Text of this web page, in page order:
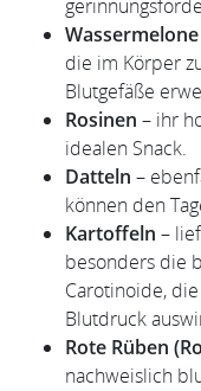
Wassermelone
die im Körper
Blutgefäße
Rosinen – ihr
idealen Snack.
Datteln –
können den
Kartoffeln –
besonders die
Carotinoide,
Blutdruck
Rote Rüben
nachweislich